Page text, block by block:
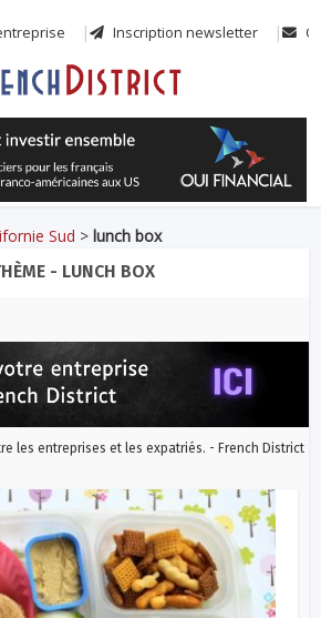
Inscription newsletter
Sud >lunch box
- LUNCH BOX
les entreprises et les expatriés. - French District